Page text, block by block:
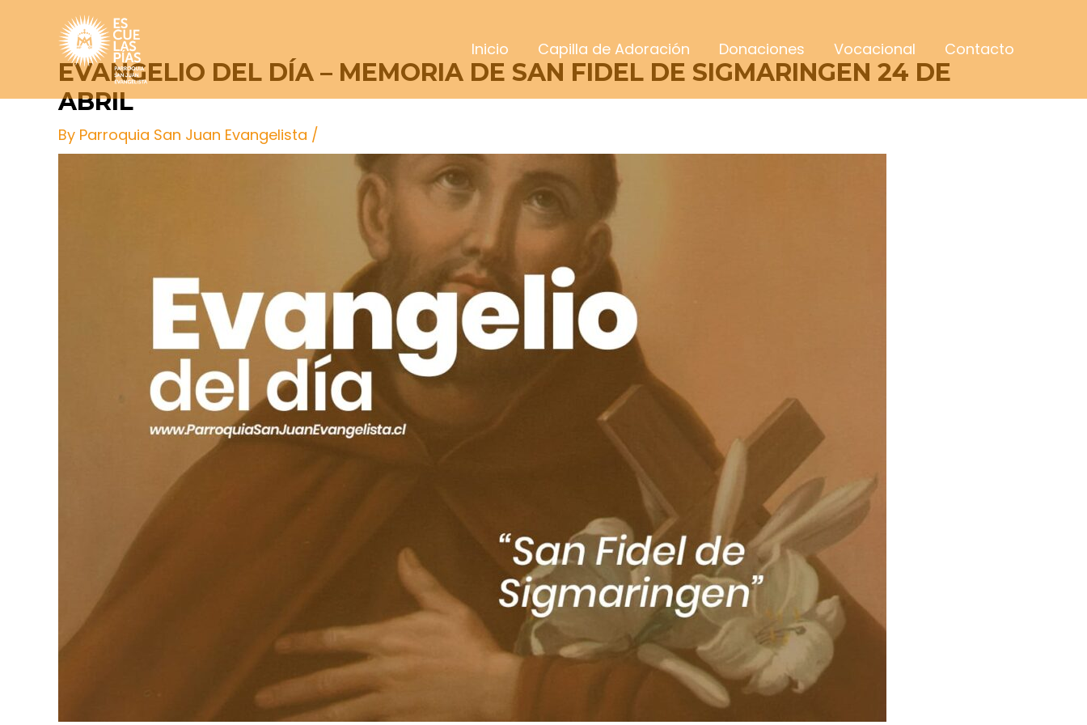
Inicio Capilla de Adoración Donaciones Vocacional Contacto
EVANGELIO DEL DÍA – MEMORIA DE SAN FIDEL DE SIGMARINGEN 24 DE
ABRIL
By Parroquia San Juan Evangelista /
Post
navigation